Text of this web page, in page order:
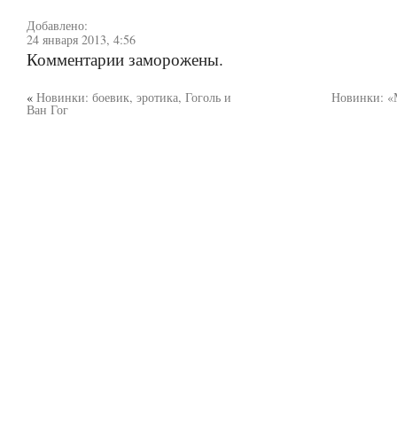
Добавлено:
24 января 2013, 4:56
Комментарии заморожены.
« Новинки: боевик, эротика, Гоголь и
Ван Гог
Новинки: